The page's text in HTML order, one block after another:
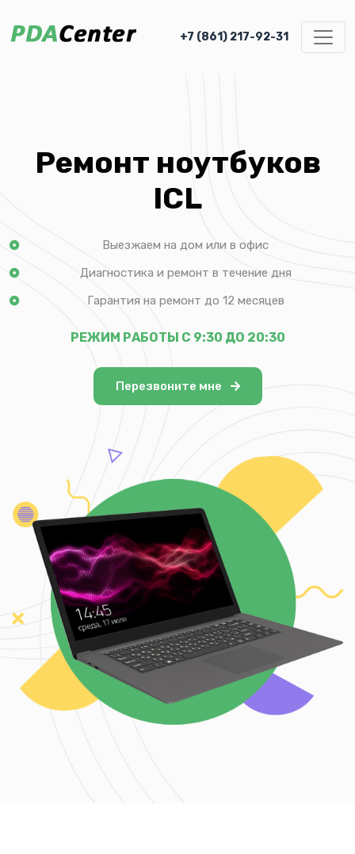
+7 (861) 217-92-31
Ремонт ноутбуков
ICL
Выезжаем на дом или в офис
Диагностика и ремонт в течение дня
Гарантия на ремонт до 12 месяцев
РЕЖИМ РАБОТЫ С 9:30 ДО 20:30
Перезвоните мне